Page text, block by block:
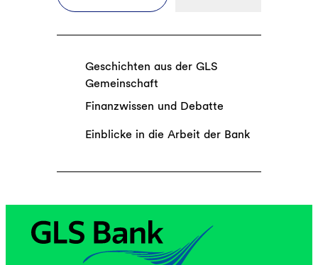
Geschichten aus der GLS
Gemeinschaft
Finanzwissen und Debatte
Einblicke in die Arbeit der Bank